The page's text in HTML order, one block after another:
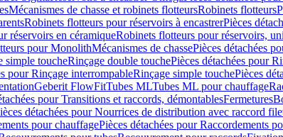
Mécanismes de chasse et robinets flotteursRobinets flotteurs
Robinets flotteurs pour réservoirs à encastrerPièces
réservoirs en céramiqueRobinets flotteurs pour réservoirs,
pour MonolithMécanismes de chassePièces détachées
simple toucheRinçage double touchePièces détachées pour
pour Rinçage interrompableRinçage simple touchePièces
Geberit FlowFitTubes MLTubes ML pour chauffage
pour Transitions et raccords, démontablesFermetures
détachées pour Nourrices de distribution avec raccord
pour chauffagePièces détachées pour Raccordements